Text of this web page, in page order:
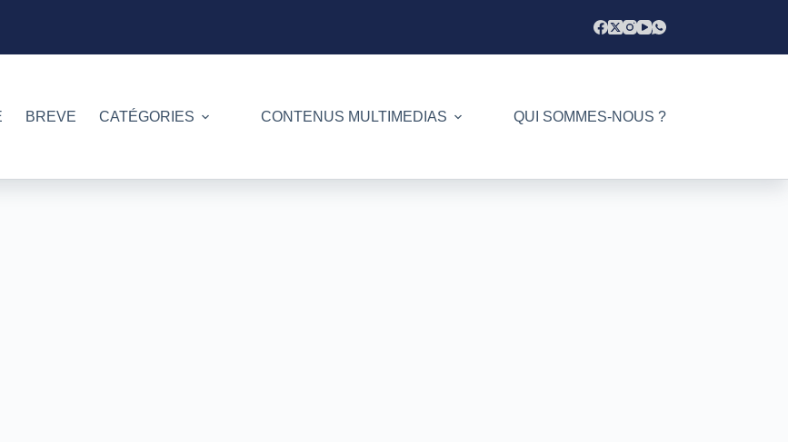
BREVE CATÉGORIES CONTENUS MULTIMEDIAS QUI SOMMES-NOUS ?